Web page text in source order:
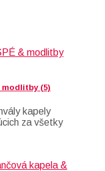
modlitby (5)
kapely
za všetky